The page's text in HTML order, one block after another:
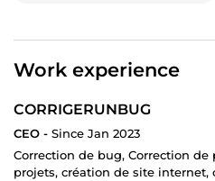
Work experience
CORRIGERUNBUG
CEO - Since Jan 2023
Correction de bug, Correction de
projets, création de site